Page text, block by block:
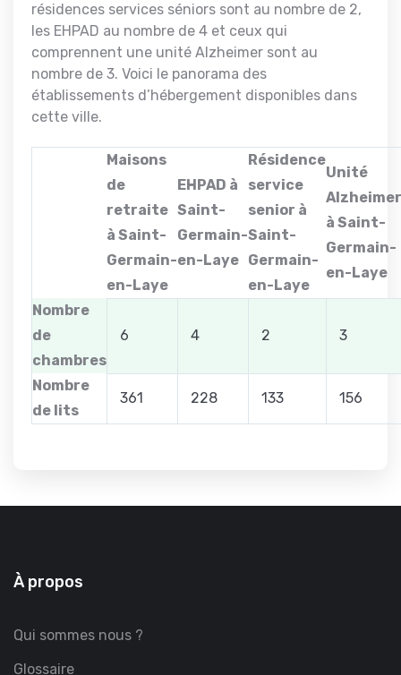
résidences services séniors sont au nombre de 2,
les EHPAD au nombre de 4 et ceux qui
comprennent une unité Alzheimer sont au
nombre de 3. Voici le panorama des
établissements d’hébergement disponibles dans
cette ville.
Maisons
de
retraite
à Saint-
Germain-
en-Laye
EHPAD à
Saint-
Germain-
en-Laye
Résidence
service
senior à
Saint-
Germain-
en-Laye
Unité
Alzheimer
à Saint-
Germain-
en-Laye
Nombre
de
chambres
6 4 2 3
Nombre
de lits
361 228 133 156
À propos
Qui sommes nous ?
Glossaire